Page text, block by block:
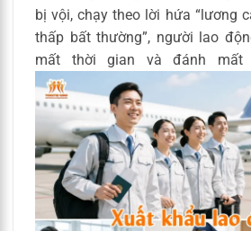
bị vội, chạy theo lời hứa “lương
thấp bất thường”, người lao
mất thời gian và đánh